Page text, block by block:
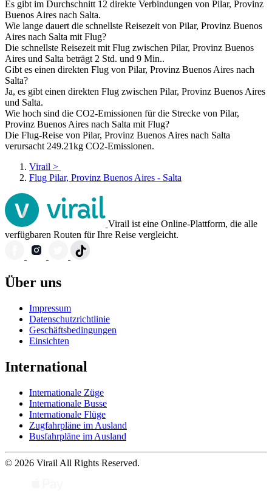
Es gibt im Durchschnitt 12 direkte Verbindungen von Pilar, Provinz
Buenos Aires nach Salta.
Wie lange dauert die schnellste Reisezeit von Pilar, Provinz Buenos
Aires nach Salta mit Flug?
Die schnellste Reisezeit mit Flug zwischen Pilar, Provinz Buenos
Aires und Salta beträgt 2 Std. und 9 Min..
Gibt es einen direkten Flug von Pilar, Provinz Buenos Aires nach
Salta?
Ja, es gibt einen direkten Flug zwischen Pilar, Provinz Buenos Aires
und Salta.
Wie hoch sind die CO2-Emissionen für die Strecke von Pilar,
Provinz Buenos Aires nach Salta mit Flug?
Die Flug-Reise von Pilar, Provinz Buenos Aires nach Salta
verursacht 249.21kg CO2-Emissionen.
Virail >
Flug Pilar, Provinz Buenos Aires - Salta
Virail ist eine Online-Plattform, die alle
verfügbaren Routen für Ihre Reise vergleicht.
Über uns
Impressum
Datenschutzrichtlinie
Geschäftsbedingungen
Einsichten
International
Internationale Züge
Internationale Busse
Internationale Flüge
Zugfahrpläne im Ausland
Busfahrpläne im Ausland
© 2026 Virail All Rights Reserved.